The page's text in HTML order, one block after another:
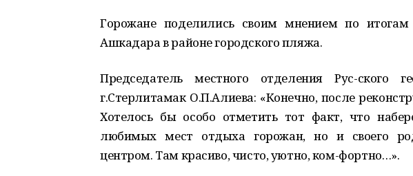
Горожане поделились своим мнением по итогам
Ашкадара в районе городского пляжа.
Председатель местного отделения Рус-ского
г.Стерлитамак О.П.Алиева: «Конечно, после
Хотелось бы особо отметить тот факт, что
любимых мест отдыха горожан, но и своего
центром. Там красиво, чисто, уютно, ком-фортно…».